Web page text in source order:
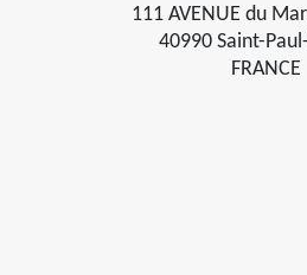
111 AVENUE du
40990 Saint-
FRANCE